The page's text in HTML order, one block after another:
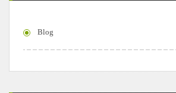
Blog